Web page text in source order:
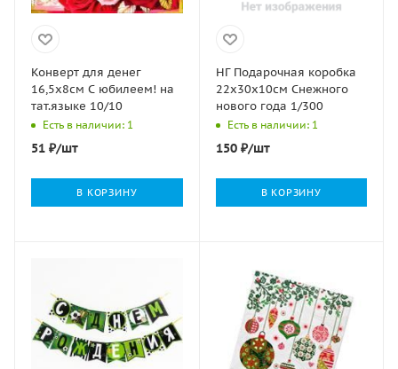
Конверт для денег
16,5х8см С юбилеем! на
тат.языке 10/10
Есть в наличии: 1
51 ₽/шт
В КОРЗИНУ
НГ Подарочная коробка
22х30х10см Снежного
нового года 1/300
Есть в наличии: 1
150₽/шт
В КОРЗИНУ